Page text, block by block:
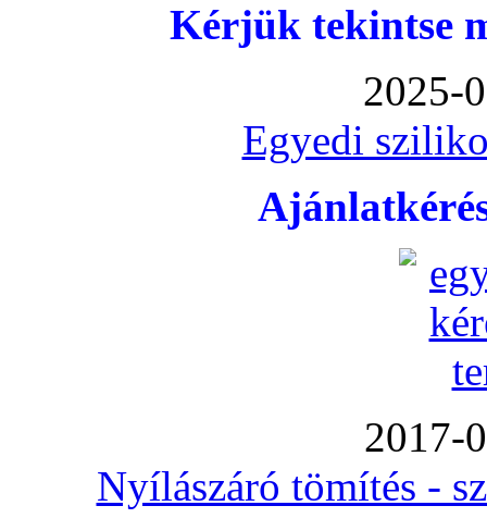
Kérjük tekintse
2025-
Egyedi
2017-
Nyílászáró tömítés -